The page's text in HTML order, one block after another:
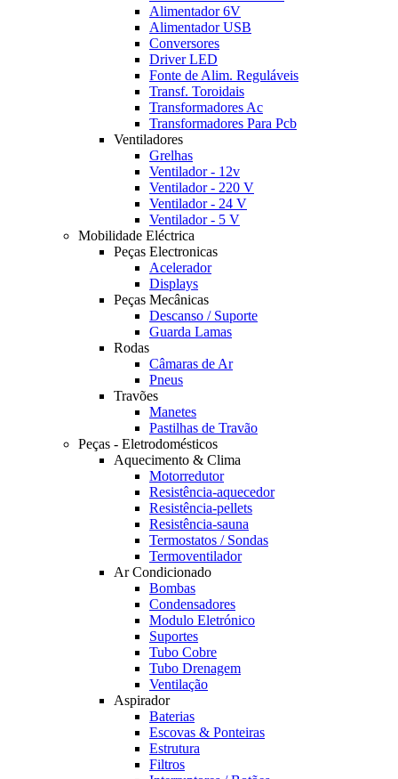
Alimentador 6V
Alimentador USB
Conversores
Driver LED
Fonte de Alim. Reguláveis
Transf. Toroidais
Transformadores Ac
Transformadores Para Pcb
Ventiladores
Grelhas
Ventilador - 12v
Ventilador - 220 V
Ventilador - 24 V
Ventilador - 5 V
Mobilidade Eléctrica
Peças Electronicas
Acelerador
Displays
Peças Mecânicas
Descanso / Suporte
Guarda Lamas
Rodas
Câmaras de Ar
Pneus
Travões
Manetes
Pastilhas de Travão
Peças - Eletrodomésticos
Aquecimento & Clima
Motorredutor
Resistência-aquecedor
Resistência-pellets
Resistência-sauna
Termostatos / Sondas
Termoventilador
Ar Condicionado
Bombas
Condensadores
Modulo Eletrónico
Suportes
Tubo Cobre
Tubo Drenagem
Ventilação
Aspirador
Baterias
Escovas & Ponteiras
Estrutura
Filtros